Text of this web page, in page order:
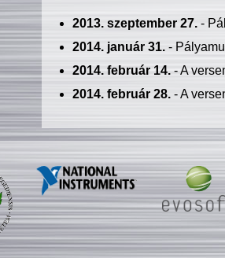
2013. szeptember 27.-
2014. január 31.-
2014. február 14.- A
2014. február 28.- A